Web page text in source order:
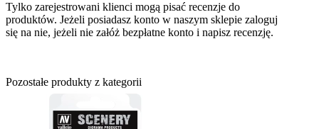
Tylko zarejestrowani klienci mogą pisać recenzje do
produktów. Jeżeli posiadasz konto w naszym sklepie zaloguj
się na nie, jeżeli nie załóż bezpłatne konto i napisz recenzję.
Pozostałe produkty z kategorii